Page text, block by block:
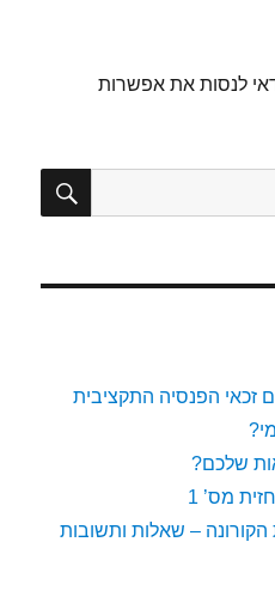
לנסות את אפשרות
זכאי הפנסיה התקציבית
שלכם?
מס’ 1
הקורונה – שאלות ותשובות